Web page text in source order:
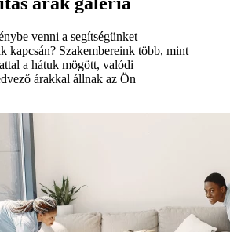
venni a segítségünket
kapcsán? Szakembereink több, mint
a hátuk mögött, valódi
árakkal állnak az Ön